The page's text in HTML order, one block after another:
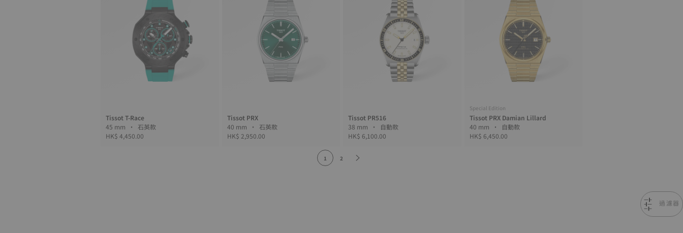
Tissot T-Race
45 mm • 石英款
HK$ 4,450.00
Tissot PRX
40 mm • 石英款
HK$ 2,950.00
Tissot PR516
38 mm • 自動款
HK$ 6,100.00
Special Edition
Tissot PRX Damian Lillard
40 mm • 自動款
HK$ 6,450.00
1 2
過濾器